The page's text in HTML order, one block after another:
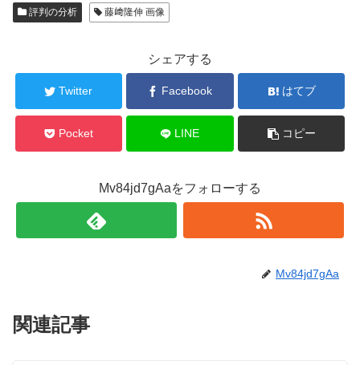
評判の分析 藤﨑隆伸 画像
シェアする
Twitter Facebook はてブ
Pocket LINE コピー
Mv84jd7gAaをフォローする
Mv84jd7gAa
関連記事